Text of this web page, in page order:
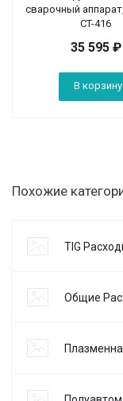
сварочный аппарат,
CT-416
35 595₽
В корзину
Похожие
TIG
Общие